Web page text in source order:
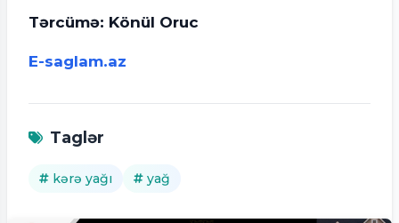
Tərcümə: Könül Oruc
E-saglam.az
Taglər
kərə yağı yağ